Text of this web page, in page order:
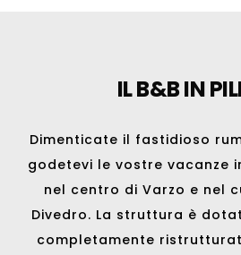
IL B&B IN
Dimenticate il fastidioso
godetevi le vostre vacanze
nel centro di Varzo e nel
Divedro. La struttura è
completamente